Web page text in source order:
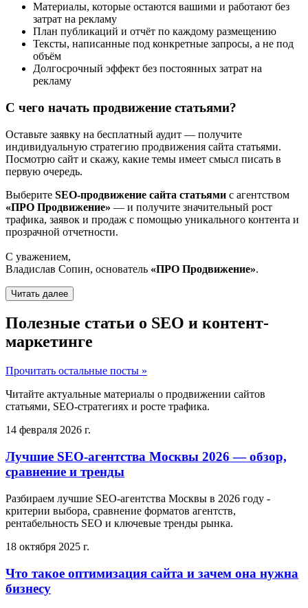
Материалы, которые остаются вашими и работают без
затрат на рекламу
План публикаций и отчёт по каждому размещению
Тексты, написанные под конкретные запросы, а не под
объём
Долгосрочный эффект без постоянных затрат на
рекламу
С чего начать продвижение статьями?
Оставьте заявку на бесплатный аудит — получите
индивидуальную стратегию продвижения сайта статьями.
Посмотрю сайт и скажу, какие темы имеет смысл писать в
первую очередь.
Выберите SEO-продвижение сайта статьями с агентством
«ПРО Продвижение» — и получите значительный рост
трафика, заявок и продаж с помощью уникального контента и
прозрачной отчетности.
С уважением,
Владислав Сопин, основатель «ПРО Продвижение».
Читать далее
Полезные статьи о SEO и контент-
маркетинге
Прочитать остальные посты »
Читайте актуальные материалы о продвижении сайтов
статьями, SEO-стратегиях и росте трафика.
14 февраля 2026 г.
Лучшие SEO-агентства Москвы 2026 — обзор,
сравнение и тренды
Разбираем лучшие SEO-агентства Москвы в 2026 году -
критерии выбора, сравнение форматов агентств,
рентабельность SEO и ключевые тренды рынка.
18 октября 2025 г.
Что такое оптимизация сайта и зачем она нужна
бизнесу